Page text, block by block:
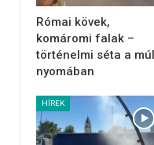
Római kövek,
komáromi falak –
történelmi séta a
nyomában
HÍREK